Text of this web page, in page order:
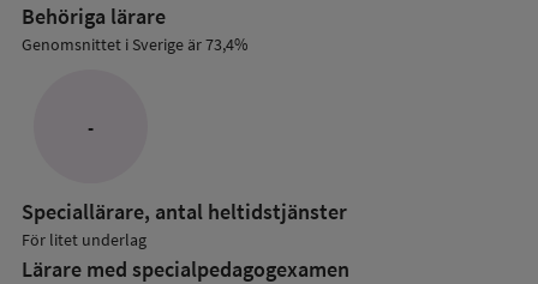
Behöriga lärare
Genomsnittet i Sverige är 73,4%
-
Speciallärare, antal heltidstjänster
För litet underlag
Lärare med specialpedagog­examen